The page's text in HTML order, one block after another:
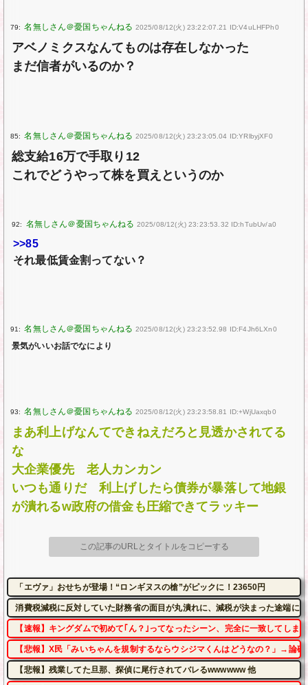
79: 2025/08/12(火) 23:22:07.21 ID:V4uLHFPh0
アベノミクスなんてものは存在しなかった
まだ信者がいるのか？
85: 2025/08/12(火) 23:23:05.04 ID:YRlbyjXF0
総支給16万で手取り12
これでどうやって株を買えというのか
92: 2025/08/12(火) 23:23:53.32 ID:hTubUv/a0
>>85
それ最低賃金割ってない？
91: 2025/08/12(火) 23:23:52.98 ID:F4Jh6LXn0
景気がいいお話でなにより
93: 2025/08/12(火) 23:23:58.81 ID:+WjUaxqb0
まあ利上げなんてできねえだろと見透かされてる
な
大企業優先 老人カンカン
いつも通りだ 利上げしたら債券が暴落して地銀
が潰れるw政府の借金も圧縮できてラッキー
この記事のURLとタイトルをコピーする
「エヴァ」おせちが登場！“ロンギヌスの槍”がピックに！23650円
消費税減税に反対していた財務省の面目が丸潰れに、減税が決まった途端
【速報】キングダムで初めて｢ん？｣ってなったシーン、完全に一致してしま
【悲報】X民「みいちゃんを規制するならウシジマくんはどうなの？」→論
【悲報】残業してた旦那、探偵に尾行されてバレるwwwwww 他